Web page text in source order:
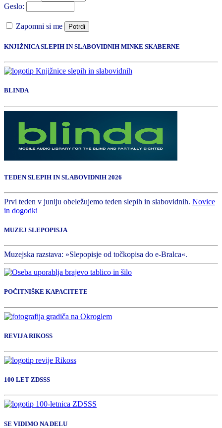
Geslo:
Zapomni si me Potrdi
KNJIŽNICA SLEPIH IN SLABOVIDNIH MINKE SKABERNE
BLINDA
TEDEN SLEPIH IN SLABOVIDNIH 2026
Prvi teden v juniju obeležujemo teden slepih in slabovidnih. Novice
in dogodki
MUZEJ SLEPOPISJA
Muzejska razstava: »Slepopisje od točkopisa do e-Bralca«.
POČITNIŠKE KAPACITETE
REVIJA RIKOSS
100 LET ZDSSS
SE VIDIMO NA DELU